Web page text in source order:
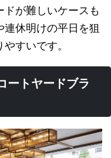
ドが難しいケースも
休明けの平日を狙
すいです。
トヤードブラ